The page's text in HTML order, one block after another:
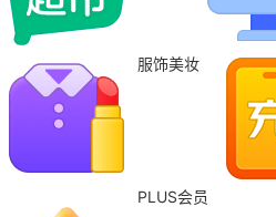
服饰美妆
PLUS会员